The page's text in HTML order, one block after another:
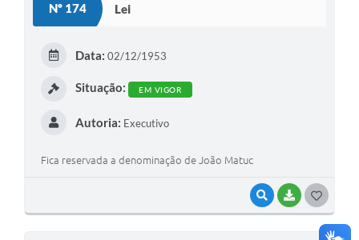
Nº 174 Lei
VISUALIZAR
BAIXAR
Data: 02/12/1953
Situação: EM VIGOR
Autoria: Executivo
Fica reservada a denominação de João Matuc